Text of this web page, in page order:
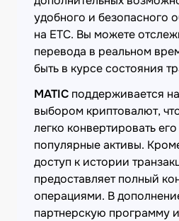
удобного и безопасного
на ETC. Вы можете
перевода в реальном
быть в курсе состояния
MATIC поддерживается
выбором криптовалют,
легко конвертировать
популярные активы.
доступ к истории
предоставляет полный
операциями. В
партнерскую программу